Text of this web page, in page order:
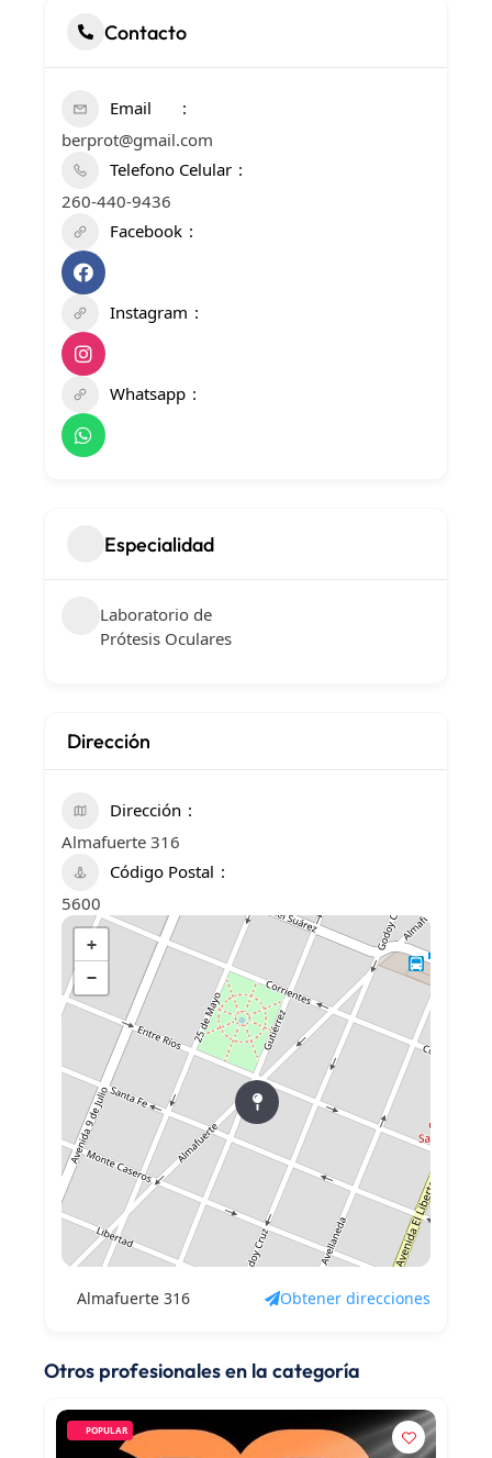
Contacto
Email
berprot@gmail.com
Telefono Celular
260-440-9436
Facebook
Instagram
Whatsapp
Especialidad
Laboratorio de
Prótesis Oculares
Dirección
Dirección
Almafuerte 316
Código Postal
5600
+
−
Almafuerte 316 Obtener direcciones
Otros profesionales en la categoría
POPULAR